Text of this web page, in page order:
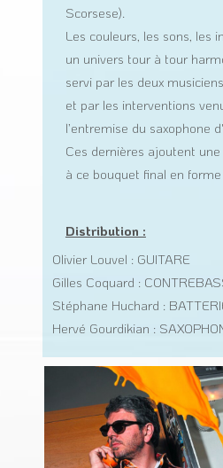
Scorsese).
Les couleurs, les sons, les
un univers tour à tour
servi par les deux
et par les interventions
l’entremise du saxophone
Ces dernières ajoutent
à ce bouquet final en
Distribution :
Olivier Louvel : GUITARE
Gilles Coquard :
Stéphane Huchard :
Hervé Gourdikian :